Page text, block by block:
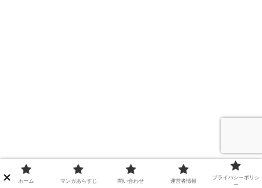
ホーム マンガあらすじ 問い合わせ 運営者情報
プライバシーポリシ
ー